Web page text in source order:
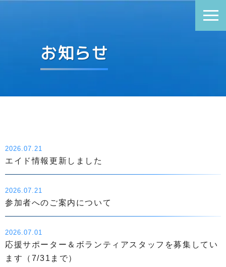
お知らせ
2026.07.21
エイド情報更新しました
2026.07.21
参加者へのご案内について
2026.07.01
応援サポーター＆ボランティアスタッフを募集してい
ます（7/31まで）